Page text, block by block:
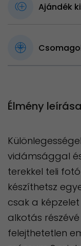
Ajándék
Élmény leírása
vidámsággal
terekkel teli
készíthetsz
csak a
alkotás
felejthetetlen